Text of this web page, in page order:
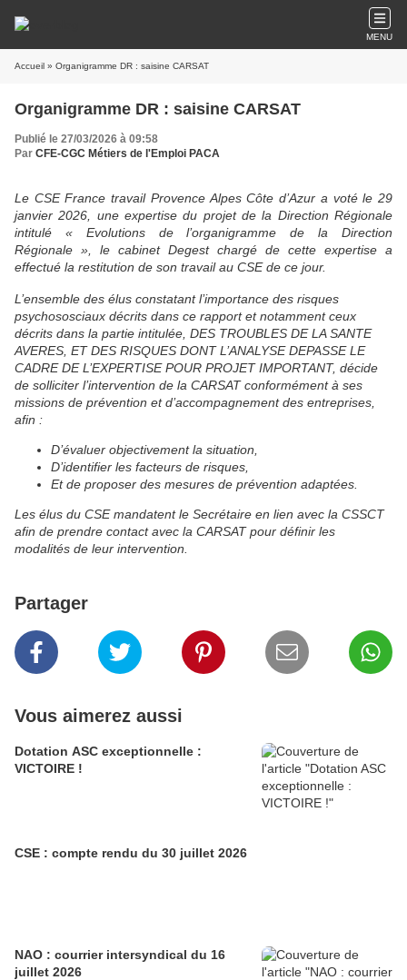
MENU
Accueil » Organigramme DR : saisine CARSAT
Organigramme DR : saisine CARSAT
Publié le 27/03/2026 à 09:58
Par CFE-CGC Métiers de l'Emploi PACA
Le CSE France travail Provence Alpes Côte d’Azur a voté le 29
janvier 2026, une expertise du projet de la Direction Régionale
intitulé « Evolutions de l’organigramme de la Direction
Régionale », le cabinet Degest chargé de cette expertise a
effectué la restitution de son travail au CSE de ce jour.
L’ensemble des élus constatant l’importance des risques
psychososciaux décrits dans ce rapport et notamment ceux
décrits dans la partie intitulée, DES TROUBLES DE LA SANTE
AVERES, ET DES RISQUES DONT L’ANALYSE DEPASSE LE
CADRE DE L’EXPERTISE POUR PROJET IMPORTANT, décide
de solliciter l’intervention de la CARSAT conformément à ses
missions de prévention et d’accompagnement des entreprises,
afin :
D’évaluer objectivement la situation,
D’identifier les facteurs de risques,
Et de proposer des mesures de prévention adaptées.
Les élus du CSE mandatent le Secrétaire en lien avec la CSSCT
afin de prendre contact avec la CARSAT pour définir les
modalités de leur intervention.
Partager
Vous aimerez aussi
Dotation ASC exceptionnelle :
VICTOIRE !
CSE : compte rendu du 30 juillet 2026
NAO : courrier intersyndical du 16
juillet 2026